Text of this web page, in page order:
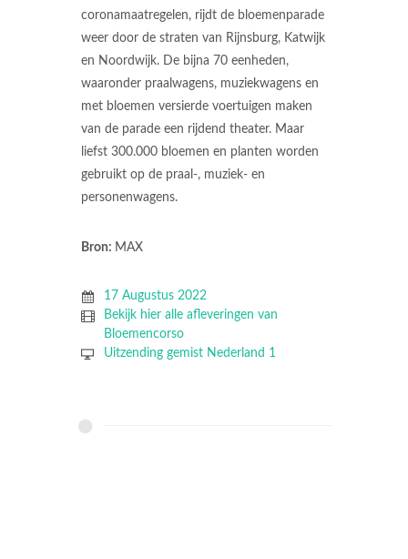
coronamaatregelen, rijdt de bloemenparade
weer door de straten van Rijnsburg, Katwijk
en Noordwijk. De bijna 70 eenheden,
waaronder praalwagens, muziekwagens en
met bloemen versierde voertuigen maken
van de parade een rijdend theater. Maar
liefst 300.000 bloemen en planten worden
gebruikt op de praal-, muziek- en
personenwagens.
Bron: MAX
17 Augustus 2022
Bekijk hier alle afleveringen van
Bloemencorso
Uitzending gemist Nederland 1